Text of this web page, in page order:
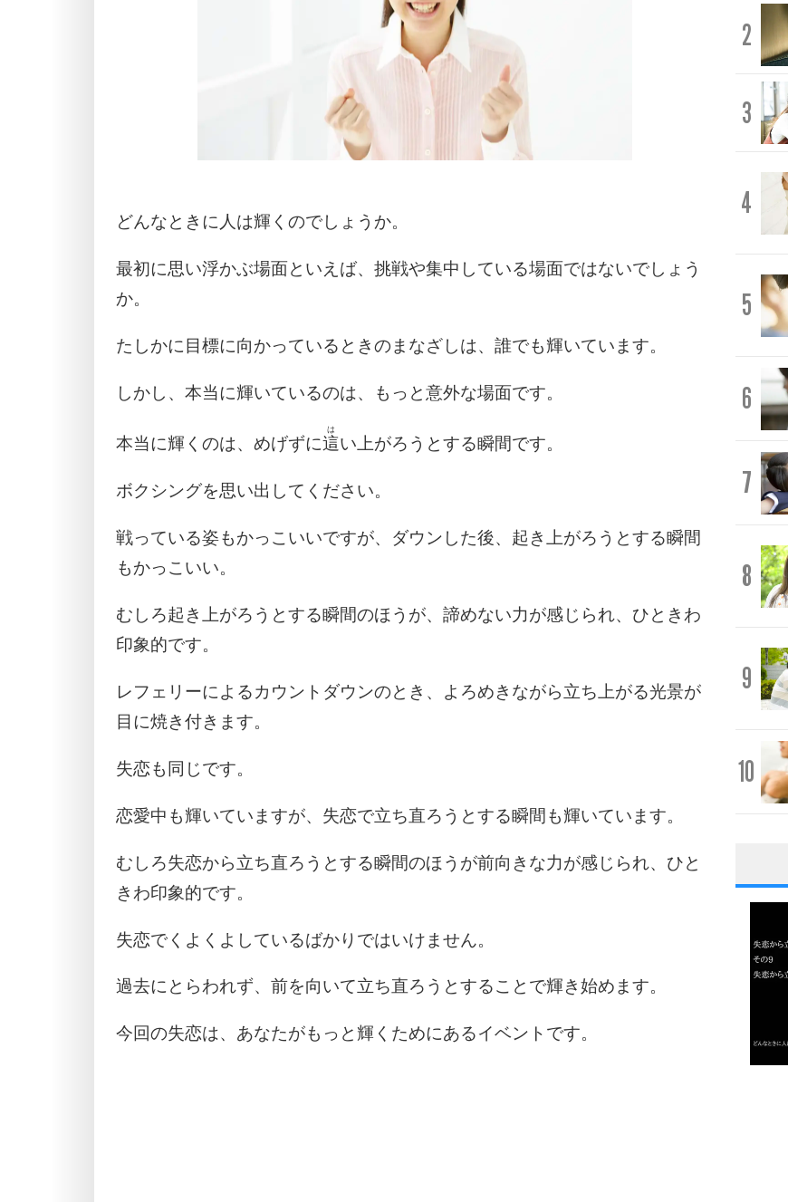
どんなときに人は輝くのでしょうか。
最初に思い浮かぶ場面といえば、挑戦や集中している場面ではないでしょう
か。
たしかに目標に向かっているときのまなざしは、誰でも輝いています。
しかし、本当に輝いているのは、もっと意外な場面です。
本当に輝くのは、めげずに這
は
い上がろうとする瞬間です。
ボクシングを思い出してください。
戦っている姿もかっこいいですが、ダウンした後、起き上がろうとする瞬間
もかっこいい。
むしろ起き上がろうとする瞬間のほうが、諦めない力が感じられ、ひときわ
印象的です。
レフェリーによるカウントダウンのとき、よろめきながら立ち上がる光景が
目に焼き付きます。
失恋も同じです。
恋愛中も輝いていますが、失恋で立ち直ろうとする瞬間も輝いています。
むしろ失恋から立ち直ろうとする瞬間のほうが前向きな力が感じられ、ひと
きわ印象的です。
失恋でくよくよしているばかりではいけません。
過去にとらわれず、前を向いて立ち直ろうとすることで輝き始めます。
今回の失恋は、あなたがもっと輝くためにあるイベントです。
2
3
4
5
6
7
8
9
10
1
3